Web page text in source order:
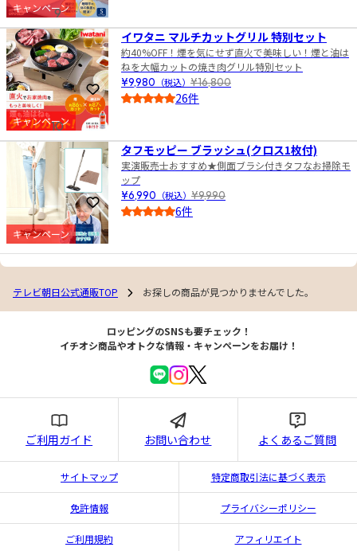
キャンペーン
お気に入りに登録
キャンペーン
9
イワタニ マルチカットグリル 特別セット
約40%OFF！煙を気にせず直火で美味しい！煙と油は
ねを大幅カットの焼き肉グリル特別セット
¥9,980 （税込） ¥16,800
26件
お気に入りに登録
キャンペーン
10
タフモッピー ブラッシュ(クロス1枚付)
実演販売士おすすめ★側面ブラシ付きタフなお掃除モ
ップ
¥6,990 （税込） ¥9,990
6件
テレビ朝日公式通販TOP お探しの商品が見つかりませんでした。
ロッピングのSNSも要チェック！
イチオシ商品やオトクな情報・キャンペーンをお届け！
ご利用ガイド お問い合わせ よくあるご質問
サイトマップ 特定商取引法に基づく表示
免許情報 プライバシーポリシー
ご利用規約 アフィリエイト